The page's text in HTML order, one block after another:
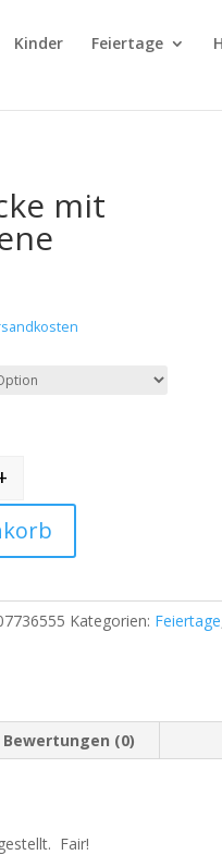
Kinder Feiertage
mit
Kategorien: Feiertage
Bewertungen (0)
Fair!